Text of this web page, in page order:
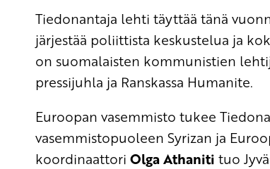
Tiedonantaja lehti täyttää tänä
järjestää poliittista keskustelua ja
on suomalaisten kommunistien
pressijuhla ja Ranskassa Humanite.
Euroopan vasemmisto tukee
vasemmistopuoleen Syrizan ja
koordinaattori Olga Athaniti tuo